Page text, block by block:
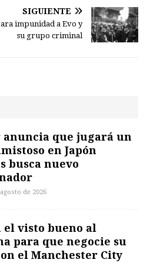
SIGUIENTE
impunidad a Evo y
su grupo criminal
anuncia que jugará un
en Japón
busca nuevo
de 2026
el visto bueno al
para que negocie su
el Manchester City